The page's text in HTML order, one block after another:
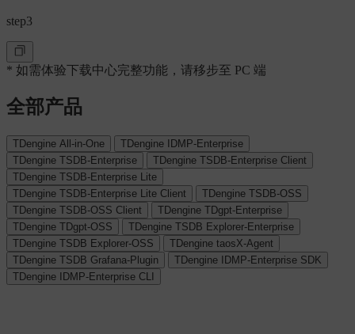
step3
* 如需体验下载中心完整功能，请移步至 PC 端
全部产品
TDengine All-in-One
TDengine IDMP-Enterprise
TDengine TSDB-Enterprise
TDengine TSDB-Enterprise Client
TDengine TSDB-Enterprise Lite
TDengine TSDB-Enterprise Lite Client
TDengine TSDB-OSS
TDengine TSDB-OSS Client
TDengine TDgpt-Enterprise
TDengine TDgpt-OSS
TDengine TSDB Explorer-Enterprise
TDengine TSDB Explorer-OSS
TDengine taosX-Agent
TDengine TSDB Grafana-Plugin
TDengine IDMP-Enterprise SDK
TDengine IDMP-Enterprise CLI